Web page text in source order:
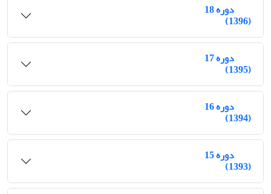
دوره 18
(1396)
دوره 17
(1395)
دوره 16
(1394)
دوره 15
(1393)